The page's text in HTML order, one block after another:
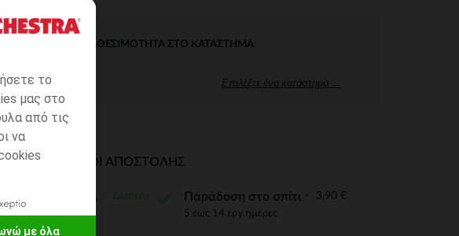
το
μας στο
από τις
να
με όλα
ΆΜΕΣΗ ΔΙΑΘΕΣΙΜΌΤΗΤΑ ΣΤΟ ΚΑΤΆΣΤΗΜΑ
Επιλέξτε ένα κατάστημα →
ΤΡΌΠΟΙ ΑΠΟΣΤΟΛΉΣ
ΣΕ ΚΑΤΑΣΤΗΜΑ Παράδοση στο σπίτι 3,90 €
5 έως 14 εργ.ημέρες